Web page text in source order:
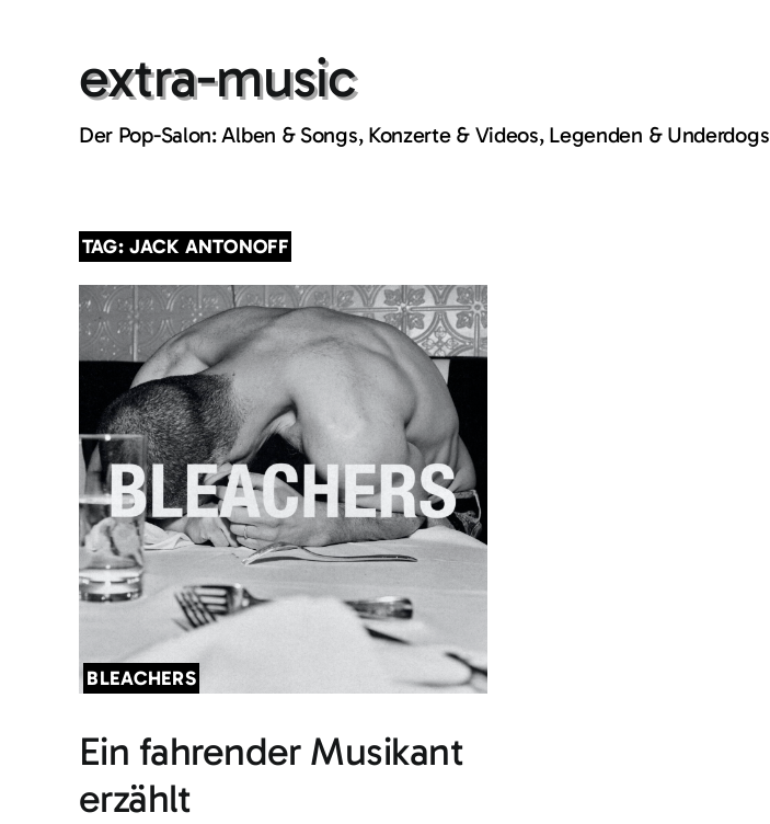
extra-music
Der Pop-Salon: Alben & Songs, Konzerte & Videos, Legenden & Underdogs
TAG: JACK ANTONOFF
BLEACHERS
Ein fahrender Musikant
erzählt